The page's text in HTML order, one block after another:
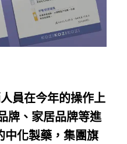
員在今年的操作上
牌、家居品牌等進
中化製藥，集團旗